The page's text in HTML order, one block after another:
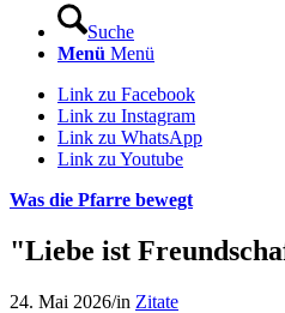
Suche
Menü Menü
Link zu Facebook
Link zu Instagram
Link zu WhatsApp
Link zu Youtube
Was die Pfarre bewegt
"Liebe ist
24. Mai 2026/in Zitate